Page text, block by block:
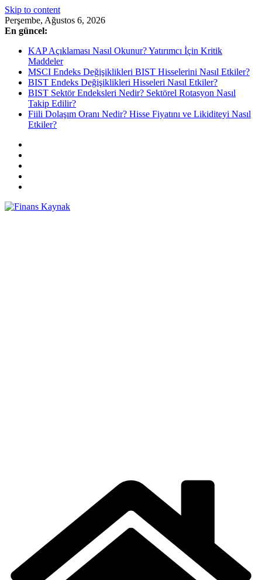
Skip to content
Perşembe, Ağustos 6, 2026
En güncel:
KAP Açıklaması Nasıl Okunur? Yatırımcı İçin Kritik
Maddeler
MSCI Endeks Değişiklikleri BIST Hisselerini Nasıl Etkiler?
BIST Endeks Değişiklikleri Hisseleri Nasıl Etkiler?
BIST Sektör Endeksleri Nedir? Sektörel Rotasyon Nasıl
Takip Edilir?
Fiili Dolaşım Oranı Nedir? Hisse Fiyatını ve Likiditeyi Nasıl
Etkiler?